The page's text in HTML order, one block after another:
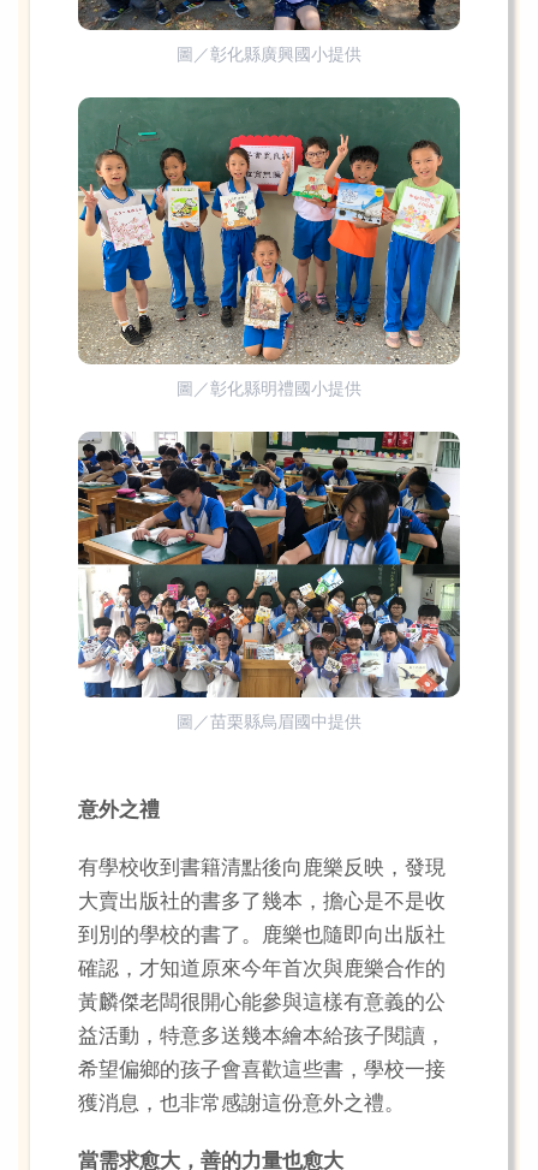
圖／彰化縣廣興國小提供
圖／彰化縣明禮國小提供
圖／苗栗縣烏眉國中提供
意外之禮
有學校收到書籍清點後向鹿樂反映，發現
大賣出版社的書多了幾本，擔心是不是收
到別的學校的書了。鹿樂也隨即向出版社
確認，才知道原來今年首次與鹿樂合作的
黃麟傑老闆很開心能參與這樣有意義的公
益活動，特意多送幾本繪本給孩子閱讀，
希望偏鄉的孩子會喜歡這些書，學校一接
獲消息，也非常感謝這份意外之禮。
當需求愈大，善的力量也愈大